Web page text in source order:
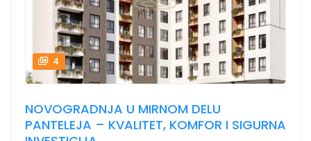
4
NOVOGRADNJA U MIRNOM DELU
PANTELEJA – KVALITET, KOMFOR I SIGURNA